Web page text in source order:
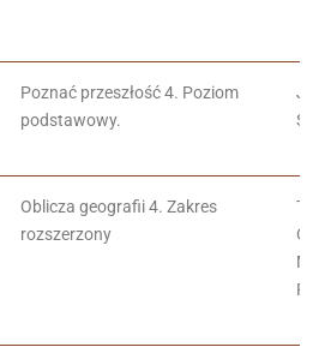
Poznać przeszłość 4. Poziom
podstawowy.
J.
S.
Oblicza geografii 4. Zakres
rozszerzony